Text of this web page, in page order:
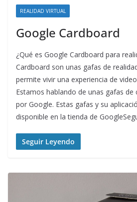
REALIDAD VIRTUAL
Google Cardboard
¿Qué es Google Cardboard para
Cardboard son unas gafas de
permite vivir una experiencia de
Estamos hablando de unas gafas de
por Google. Estas gafas y su
disponible en la tienda de
Seguir Leyendo